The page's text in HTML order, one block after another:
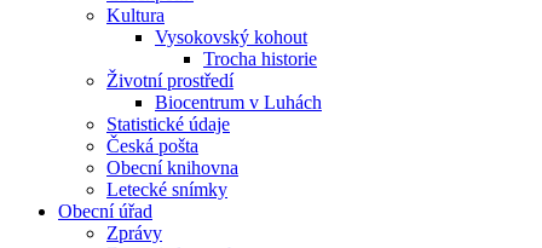
Kultura
Vysokovský kohout
Trocha historie
Životní prostředí
Biocentrum v Luhách
Statistické údaje
Česká pošta
Obecní knihovna
Letecké snímky
Obecní úřad
Zprávy